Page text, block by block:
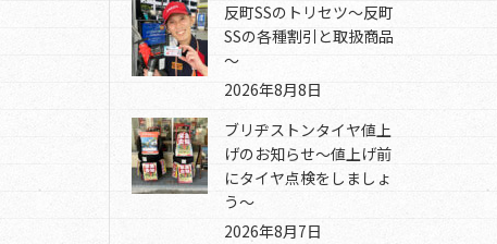
反町SSのトリセツ～反町
SSの各種割引と取扱商品
～
2026年8月8日
ブリヂストンタイヤ値上
げのお知らせ～値上げ前
にタイヤ点検をしましょ
う～
2026年8月7日